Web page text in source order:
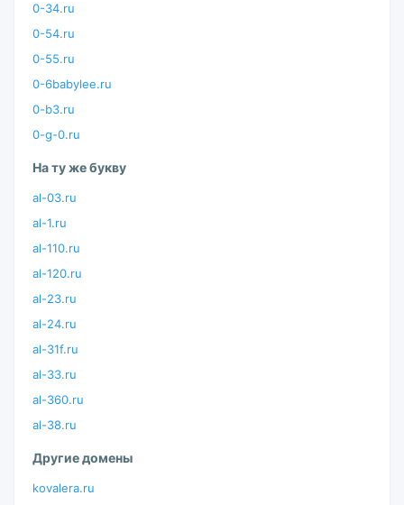
0-34.ru
0-54.ru
0-55.ru
0-6babylee.ru
0-b3.ru
0-g-0.ru
На ту же букву
al-03.ru
al-1.ru
al-110.ru
al-120.ru
al-23.ru
al-24.ru
al-31f.ru
al-33.ru
al-360.ru
al-38.ru
Другие домены
kovalera.ru